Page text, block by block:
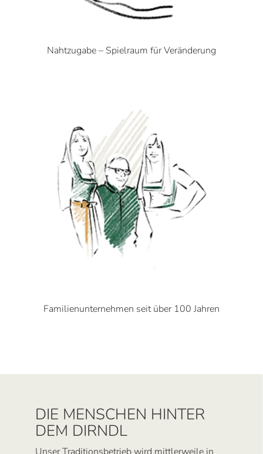
Nahtzugabe – Spielraum für Veränderung
Familienunternehmen seit über 100 Jahren
DIE MENSCHEN HINTER
DEM DIRNDL